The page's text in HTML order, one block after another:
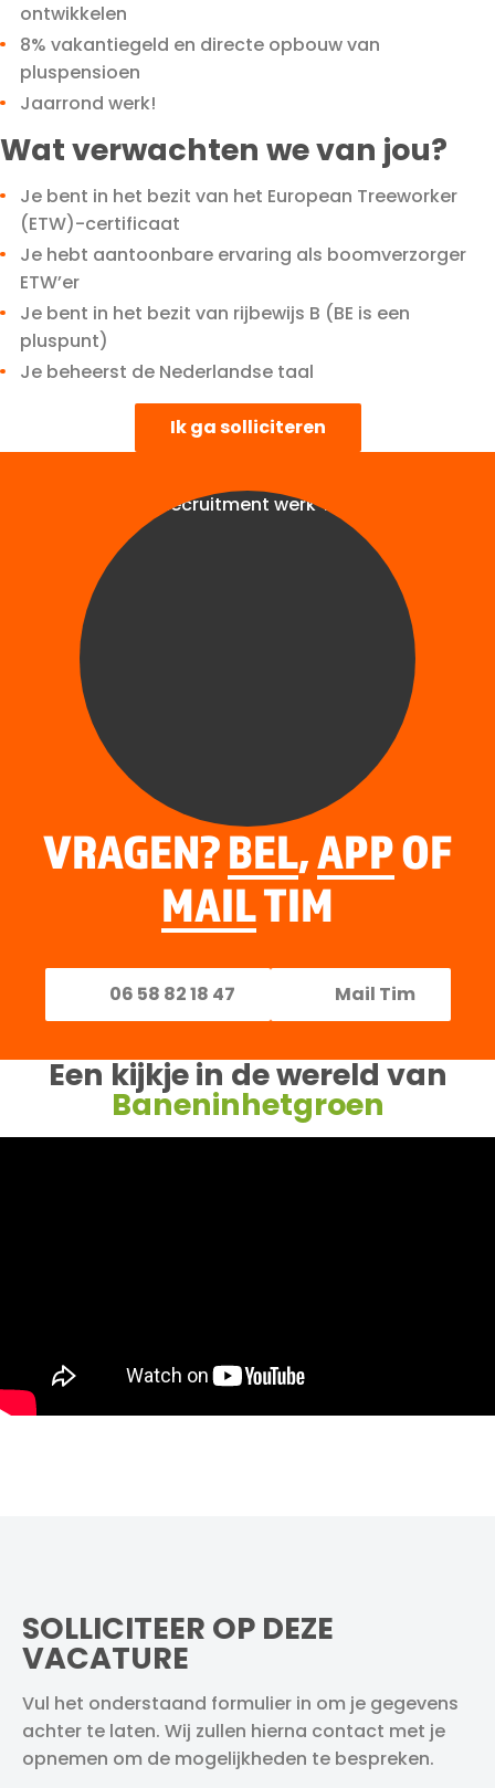
ontwikkelen
8% vakantiegeld en directe opbouw van
pluspensioen
Jaarrond werk!
Wat verwachten we van jou?
Je bent in het bezit van het European Treeworker
(ETW)-certificaat
Je hebt aantoonbare ervaring als boomverzorger
ETW’er
Je bent in het bezit van rijbewijs B (BE is een
pluspunt)
Je beheerst de Nederlandse taal
Ik ga solliciteren
VRAGEN?BEL,APPOF
MAILTIM
06 58 82 18 47 Mail Tim
Een kijkje in de wereld van
Baneninhetgroen
SOLLICITEER OP DEZE
VACATURE
Vul het onderstaand formulier in om je gegevens
achter te laten. Wij zullen hierna contact met je
opnemen om de mogelijkheden te bespreken.